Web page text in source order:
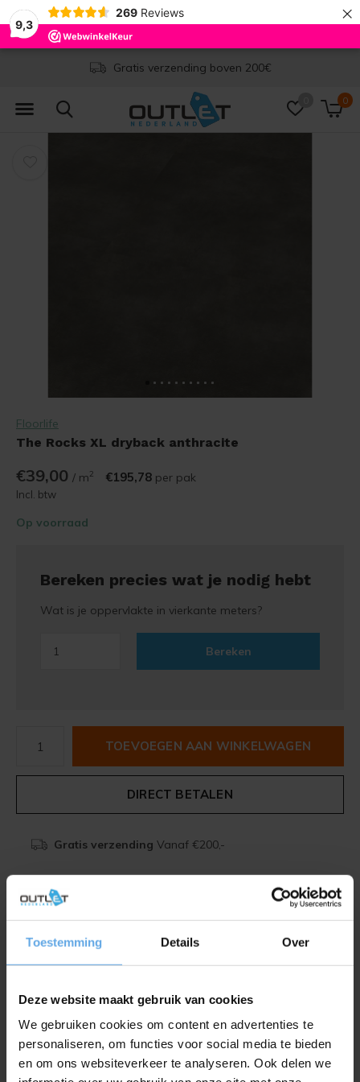
Toestemming Details Over
Deze website maakt gebruik van cookies
We gebruiken cookies om content en advertenties te
personaliseren, om functies voor social media te bieden
en om ons websiteverkeer te analyseren. Ook delen we
9,3
269 Reviews ×
0
Gratis verzending boven 200€
Floorlife
The Rocks XL dryback anthracite
€39,00 / m2 €195,78 per pak
Incl. btw
Op voorraad
Bereken precies wat je nodig hebt
Wat is je oppervlakte in vierkante meters?
Bereken
TOEVOEGEN AAN WINKELWAGEN
DIRECT BETALEN
Gratis verzending Vanaf €200,-
Beschrijving
Toevoegen aan vergelijking
Productomschrijving